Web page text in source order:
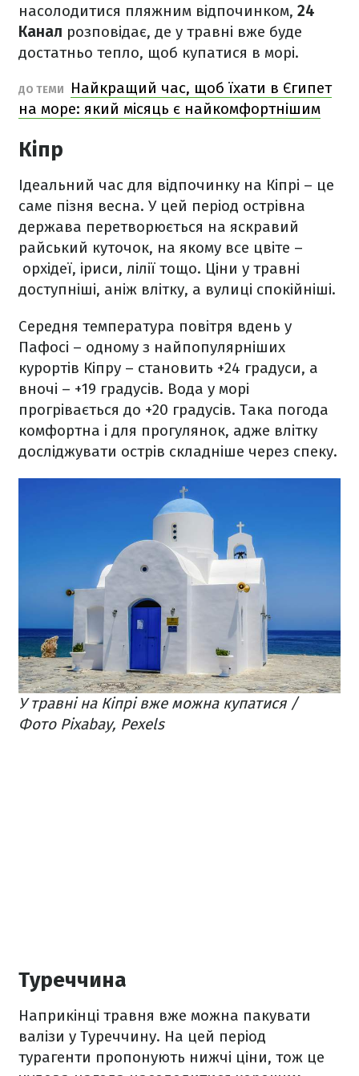
насолодитися пляжним відпочинком, 24
Канал розповідає, де у травні вже буде
достатньо тепло, щоб купатися в морі.
ДО ТЕМИ
Найкращий час, щоб їхати в Єгипет
на море: який місяць є найкомфортнішим
Кіпр
Ідеальний час для відпочинку на Кіпрі – це
саме пізня весна. У цей період острівна
держава перетворюється на яскравий
райський куточок, на якому все цвіте –
орхідеї, іриси, лілії тощо. Ціни у травні
доступніші, аніж влітку, а вулиці спокійніші.
Середня температура повітря вдень у
Пафосі – одному з найпопулярніших
курортів Кіпру – становить +24 градуси, а
вночі – +19 градусів. Вода у морі
прогрівається до +20 градусів. Така погода
комфортна і для прогулянок, адже влітку
досліджувати острів складніше через спеку.
У травні на Кіпрі вже можна купатися /
Фото Pixabay, Pexels
Туреччина
Наприкінці травня вже можна пакувати
валізи у Туреччину. На цей період
турагенти пропонують нижчі ціни, тож це